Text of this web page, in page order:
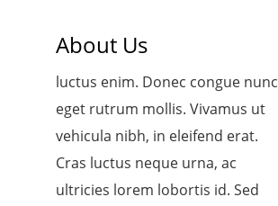
About Us
luctus enim. Donec congue nunc
eget rutrum mollis. Vivamus ut
vehicula nibh, in eleifend erat.
Cras luctus neque urna, ac
ultricies lorem lobortis id. Sed